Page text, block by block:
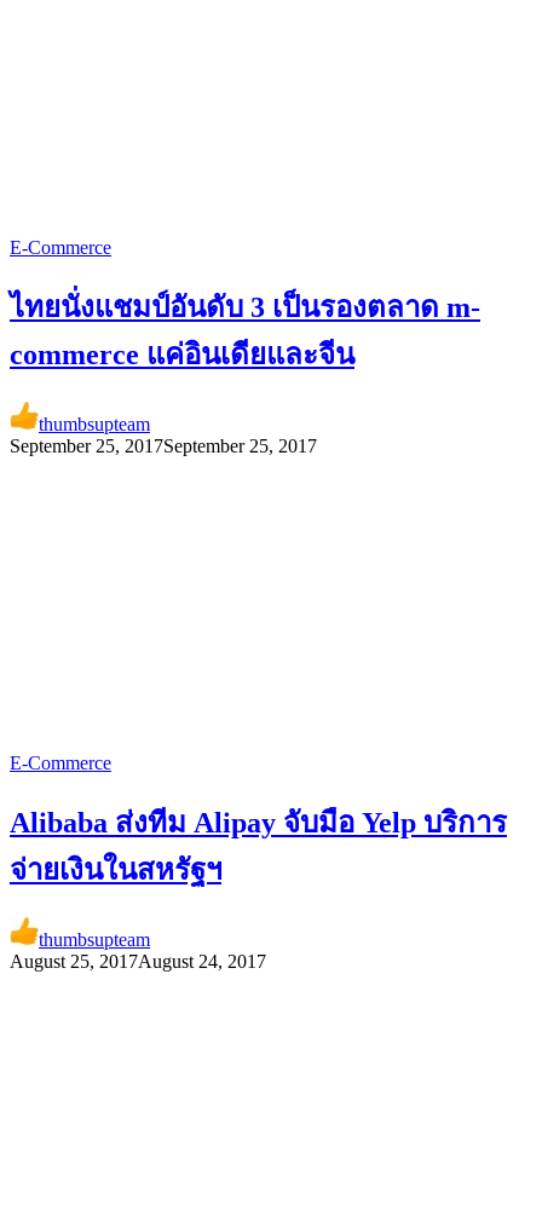
E-Commerce
ไทยนั่งแชมป์อันดับ 3 เป็นรองตลาด m-
commerce แค่อินเดียและจีน
thumbsupteam
September 25, 2017September 25, 2017
E-Commerce
Alibaba ส่งทีม Alipay จับมือ Yelp บริการ
จ่ายเงินในสหรัฐฯ
thumbsupteam
August 25, 2017August 24, 2017